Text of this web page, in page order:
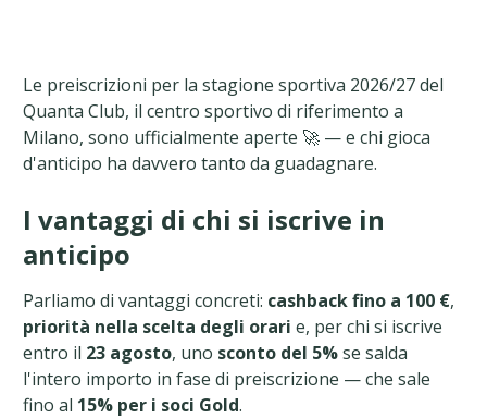
Le preiscrizioni per la stagione sportiva 2026/27 del
Quanta Club, il centro sportivo di riferimento a
Milano, sono ufficialmente aperte 🚀 — e chi gioca
d'anticipo ha davvero tanto da guadagnare.
I vantaggi di chi si iscrive in
anticipo
Parliamo di vantaggi concreti: cashback fino a 100 €,
priorità nella scelta degli orari e, per chi si iscrive
entro il 23 agosto, uno sconto del 5%se salda
l'intero importo in fase di preiscrizione — che sale
fino al 15% per i soci Gold.